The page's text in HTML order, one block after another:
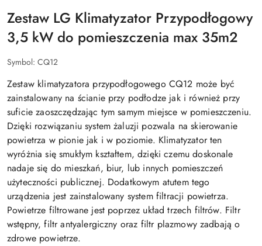
Zestaw LG Klimatyzator Przypodłogowy
3,5 kW do pomieszczenia max 35m2
Symbol: CQ12
Zestaw klimatyzatora przypodłogowego CQ12 może być
zainstalowany na ścianie przy podłodze jak i również przy
suficie zaoszczędzając tym samym miejsce w pomieszczeniu.
Dzięki rozwiązaniu system żaluzji pozwala na skierowanie
powietrza w pionie jak i w poziomie. Klimatyzator ten
wyróżnia się smukłym kształtem, dzięki czemu doskonale
nadaje się do mieszkań, biur, lub innych pomieszczeń
użyteczności publicznej. Dodatkowym atutem tego
urządzenia jest zainstalowany system filtracji powietrza.
Powietrze filtrowane jest poprzez układ trzech filtrów. Filtr
wstępny, filtr antyalergiczny oraz filtr plazmowy zadbają o
zdrowe powietrze.